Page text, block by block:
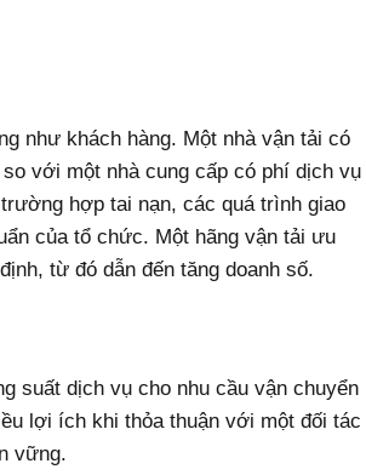
như khách hàng. Một nhà vận tải có
với một nhà cung cấp có phí dịch vụ
hợp tai nạn, các quá trình giao
của tổ chức. Một hãng vận tải ưu
từ đó dẫn đến tăng doanh số.
suất dịch vụ cho nhu cầu vận chuyển
lợi ích khi thỏa thuận với một đối tác
vững.